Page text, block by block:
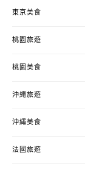
東京美食
桃園旅遊
桃園美食
沖繩旅遊
沖繩美食
法國旅遊